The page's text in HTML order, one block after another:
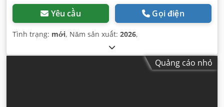
Yêu cầu Gọi điện
Tình trạng: mới, Năm sản xuất: 2026,
Quảng cáo nhỏ